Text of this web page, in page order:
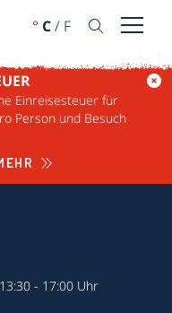
° C/ F Menü
Einreisesteuer für
Person und Besuch
- 17:00 Uhr